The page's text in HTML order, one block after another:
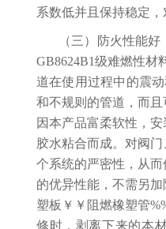
系数低并且保持稳定
（三）防火性能
GB8624B1级难燃性材
道在使用过程中的震
和不规则的管道，而
因本产品富柔软性，
胶水粘合而成。对阀
个系统的严密性，从
的优异性能，不需另
塑板￥￥阻燃橡塑管
修时，剥离下来的本